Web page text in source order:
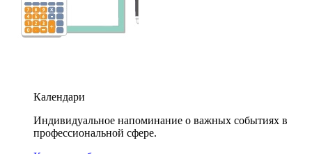
Календари
Индивидуальное напоминание о важных событиях в
профессиональной сфере.